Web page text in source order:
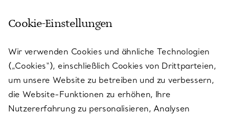
KUNDENSERVICE
SERVICES
ÜBER TIFFANY & CO.
Cookie-Einstellungen
Wir verwenden Cookies und ähnliche Technologien
(„Cookies“), einschließlich Cookies von Drittparteien,
um unsere Website zu betreiben und zu verbessern,
die Website-Funktionen zu erhöhen, Ihre
Nutzererfahrung zu personalisieren, Analysen